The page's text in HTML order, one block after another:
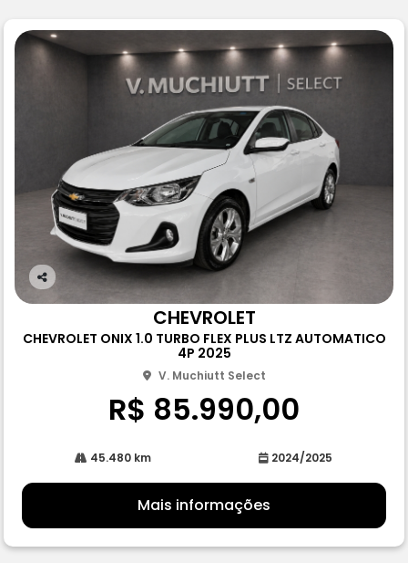
Co
rtil
CHEVROLET
CHEVROLET ONIX 1.0 TURBO FLEX PLUS LTZ AUTOMATICO
4P 2025
V. Muchiutt Select
R$ 85.990,00
45.480 km 2024/2025
Mais informações